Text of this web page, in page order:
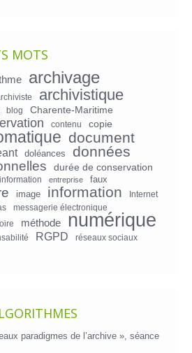
MOTS
archivage
archivistique
blog
Charente-Maritime
contenu
copie
document
doléances données
durée de conservation
entreprise faux
image information Internet
messagerie électronique
méthode numérique
RGPD réseaux sociaux
paradigmes de l’archive », séance